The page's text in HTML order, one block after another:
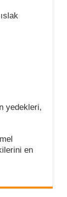
yedekleri,
en